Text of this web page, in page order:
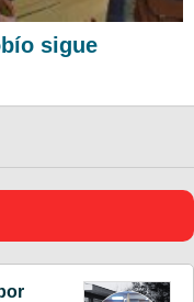
sigue